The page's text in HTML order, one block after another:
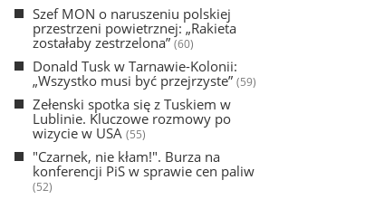
Szef MON o naruszeniu polskiej
przestrzeni powietrznej: „Rakieta
zostałaby zestrzelona” (60)
Donald Tusk w Tarnawie-Kolonii:
„Wszystko musi być przejrzyste” (59)
Zełenski spotka się z Tuskiem w
Lublinie. Kluczowe rozmowy po
wizycie w USA (55)
"Czarnek, nie kłam!". Burza na
konferencji PiS w sprawie cen paliw
(52)